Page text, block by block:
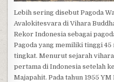
Lebih sering disebut Pagoda
Avalokitesvara di Vihara
Rekor Indonesia sebagai
Pagoda yang memiliki tinggi
tingkat. Menurut sejarah
pertama di Indonesia setelah
Majapahit. Pada tahun 1955